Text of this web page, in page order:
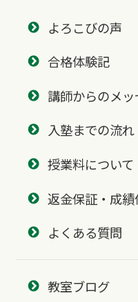
よろこびの声
合格体験記
講師からのメ
入塾までの流れ
授業料について
返金保証・成
よくある質問
教室ブログ